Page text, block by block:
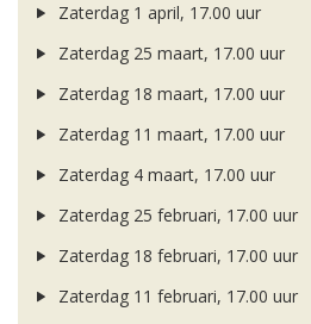
Zaterdag 1 april, 17.00 uur
Zaterdag 25 maart, 17.00 uur
Zaterdag 18 maart, 17.00 uur
Zaterdag 11 maart, 17.00 uur
Zaterdag 4 maart, 17.00 uur
Zaterdag 25 februari, 17.00 uur
Zaterdag 18 februari, 17.00 uur
Zaterdag 11 februari, 17.00 uur